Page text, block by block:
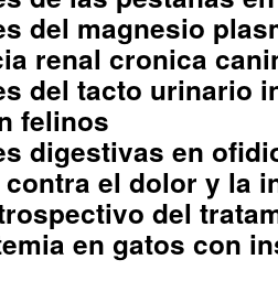
del magnesio
renal cronica
del tacto urinario
felinos
digestivas en
el dolor y la
del
en gatos con